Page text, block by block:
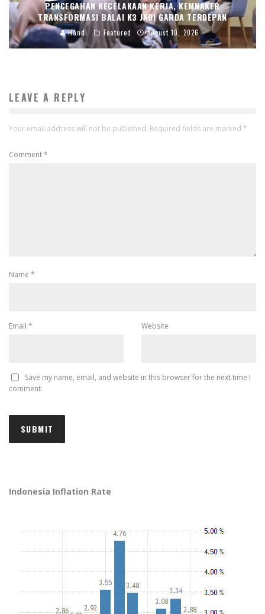
PENCEGAHAN KECELAKAAN KERJA, KEMNAKER
TRANSFORMASI BALAI K3 JADI GARDA TERDEPAN
Handi Featured August 10, 2026
LEAVE A REPLY
Your email address will not be published. Required fields are marked *
Comment*
Name *
Email * Website
Save my name, email, and website in this browser for the next time I
comment.
Indonesia Inflation Rate